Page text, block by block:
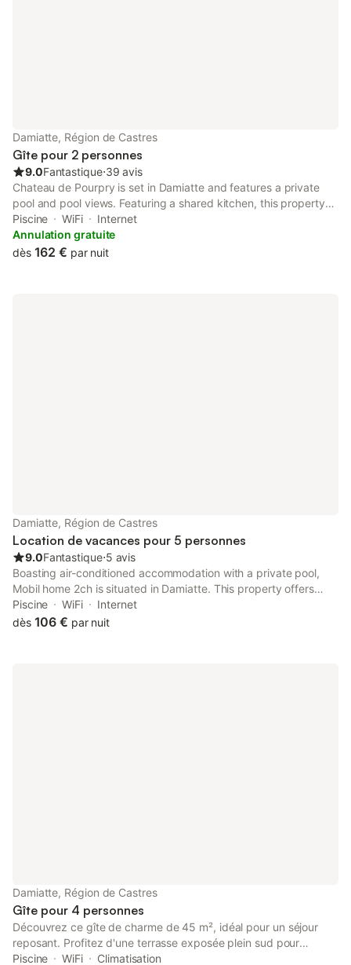
Damiatte, Région de Castres
Gîte pour 2 personnes
9.0Fantastique⋅39 avis
Chateau de Pourpry is set in Damiatte and features a private
pool and pool views. Featuring a shared kitchen, this property
also provides guests with a barbecue.
Piscine WiFi
Internet
Annulation gratuite
dès 162 € par nuit
Damiatte, Région de Castres
Location de vacances pour 5 personnes
9.0Fantastique⋅5 avis
Boasting air-conditioned accommodation with a private pool,
Mobil home 2ch is situated in Damiatte. This property offers
access to a terrace, free private parking and free WiFi.
Piscine WiFi
Internet
dès 106 € par nuit
Damiatte, Région de Castres
Gîte pour 4 personnes
Découvrez ce gîte de charme de 45 m², idéal pour un séjour
reposant. Profitez d'une terrasse exposée plein sud pour
savourer les spécialités locales, admirer une vue imprenable sur
Piscine WiFi
Climatisation